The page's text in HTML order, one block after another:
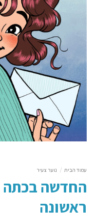
עמוד הבית / נוער צעיר
ראשונה